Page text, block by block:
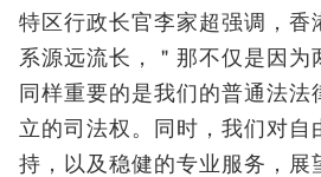
特区行政长官李家超强调，香
系源远流长，＂那不仅是因为
同样重要的是我们的普通法法
立的司法权。同时，我们对自
持，以及稳健的专业服务，展